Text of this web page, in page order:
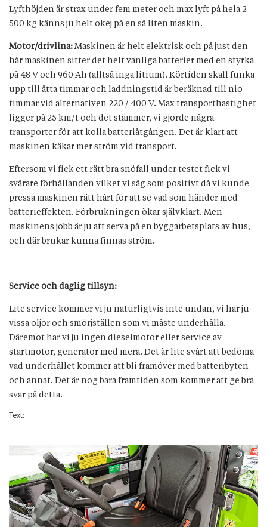
Lyfthöjden är strax under fem meter och max lyft på hela 2
500 kg känns ju helt okej på en så liten maskin.
Motor/drivlina: Maskinen är helt elektrisk och på just den
här maskinen sitter det helt vanliga batterier med en styrka
på 48 V och 960 Ah (alltså inga litium). Körtiden skall funka
upp till åtta timmar och laddningstid är beräknad till nio
timmar vid alternativen 220 / 400 V. Max transporthastighet
ligger på 25 km/t och det stämmer, vi gjorde några
transporter för att kolla batteriåtgången. Det är klart att
maskinen käkar mer ström vid transport.
Eftersom vi fick ett rätt bra snöfall under testet fick vi
svårare förhållanden vilket vi såg som positivt då vi kunde
pressa maskinen rätt hårt för att se vad som händer med
batterieffekten. Förbrukningen ökar självklart. Men
maskinens jobb är ju att serva på en byggarbetsplats av hus,
och där brukar kunna finnas ström.
Service och daglig tillsyn:
Lite service kommer vi ju naturligtvis inte undan, vi har ju
vissa oljor och smörjställen som vi måste underhålla.
Däremot har vi ju ingen dieselmotor eller service av
startmotor, generator med mera. Det är lite svårt att bedöma
vad underhållet kommer att bli framöver med batteribyten
och annat. Det är nog bara framtiden som kommer att ge bra
svar på detta.
Text: